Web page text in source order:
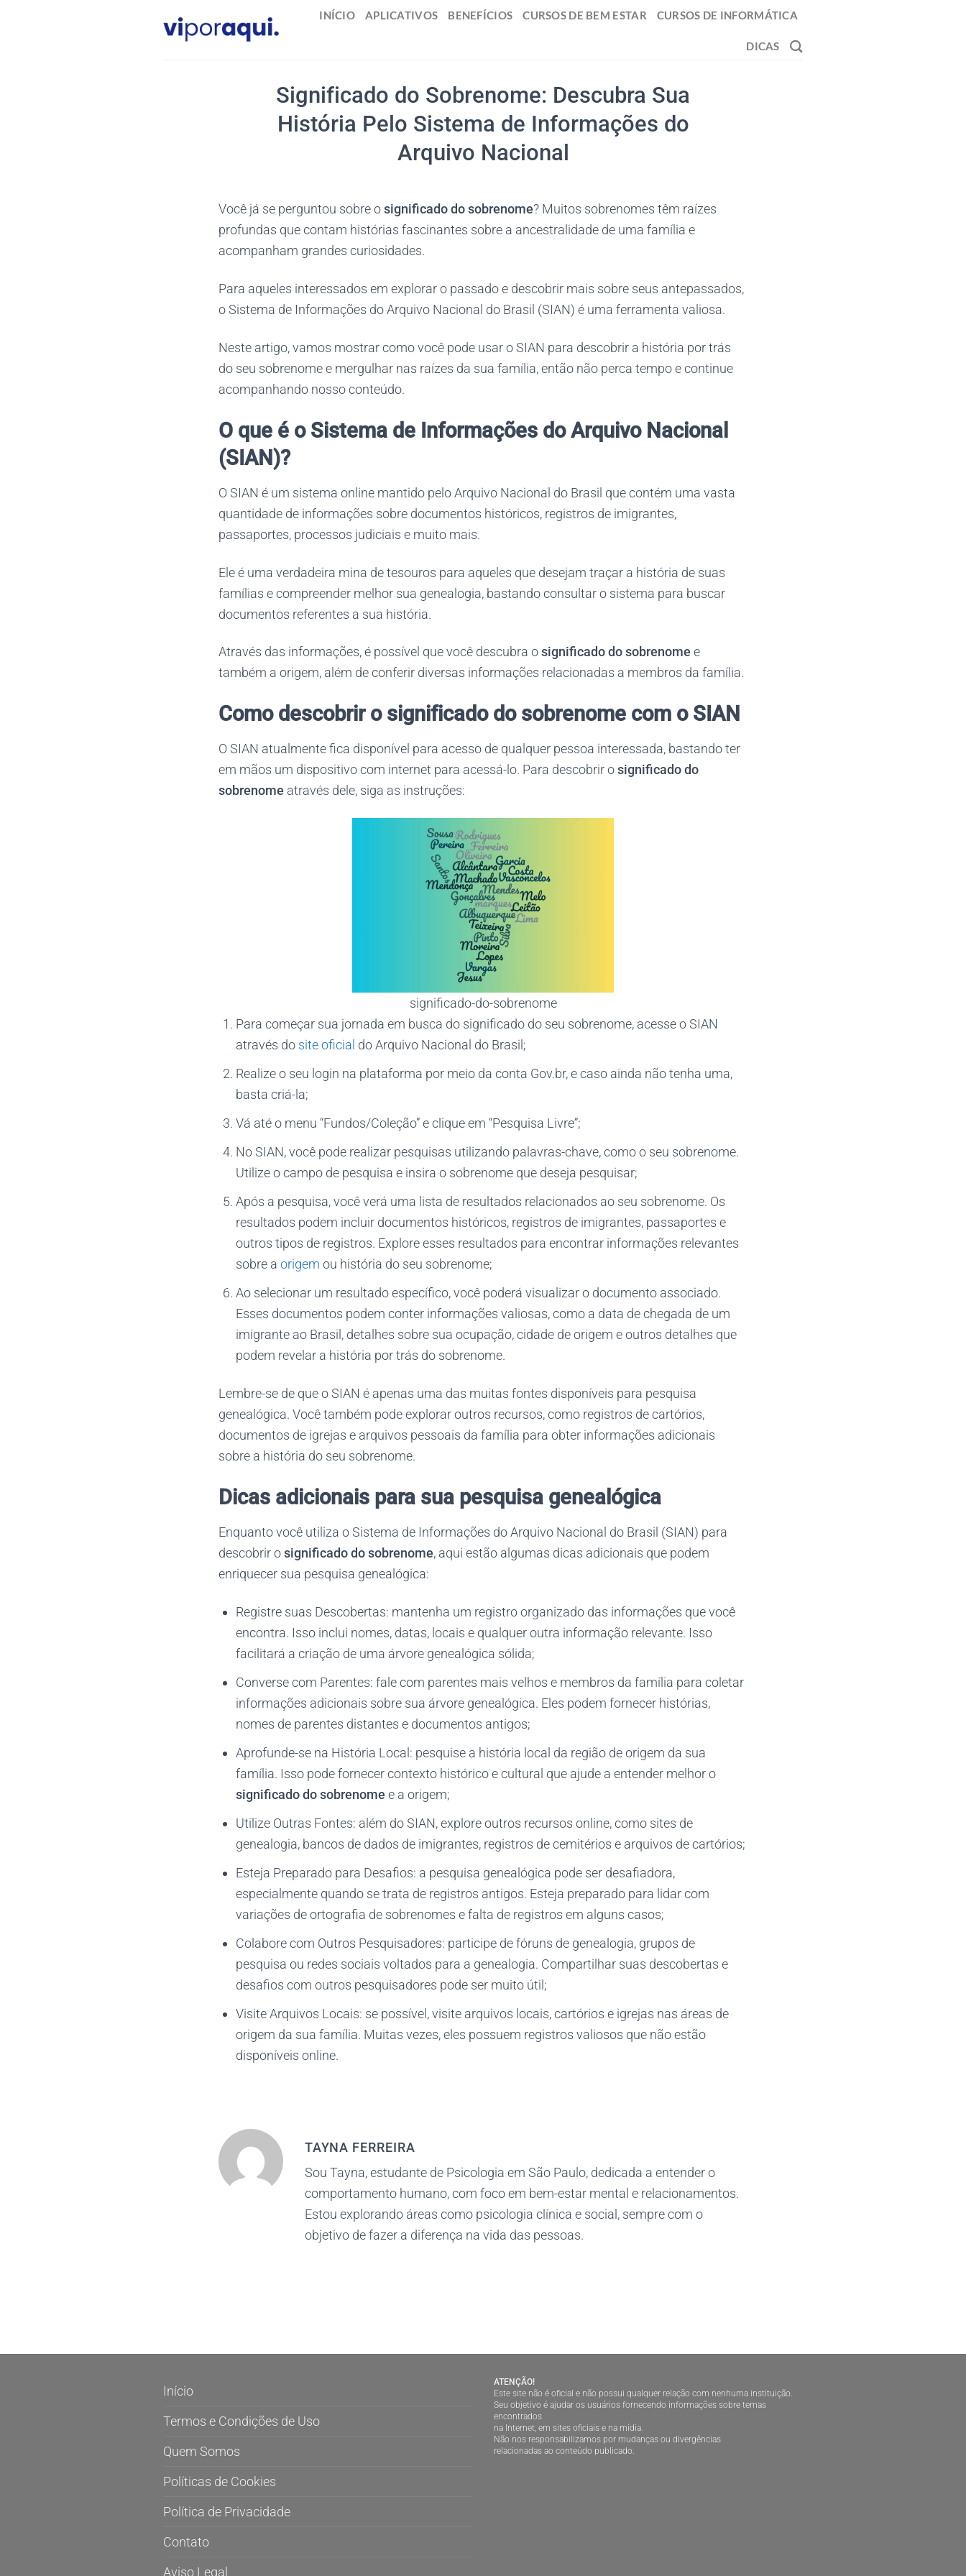
INÍCIO APLICATIVOS BENEFÍCIOS CURSOS DE BEM ESTAR CURSOS DE INFORMÁTICA
DICAS
Significado do Sobrenome: Descubra Sua
História Pelo Sistema de Informações do
Arquivo Nacional
Você já se perguntou sobre osignificado do sobrenome? Muitos sobrenomes têm raízes
profundas que contam histórias fascinantes sobre a ancestralidade de uma família e
acompanham grandes curiosidades.
Para aqueles interessados em explorar o passado e descobrir mais sobre seus antepassados,
o Sistema de Informações do Arquivo Nacional do Brasil (SIAN) é uma ferramenta valiosa.
Neste artigo, vamos mostrar como você pode usar o SIAN para descobrir a história por trás
do seu sobrenome e mergulhar nas raízes da sua família, então não perca tempo e continue
acompanhando nosso conteúdo.
O que é o Sistema de Informações do Arquivo Nacional
(SIAN)?
O SIAN é um sistema online mantido pelo Arquivo Nacional do Brasil que contém uma vasta
quantidade de informações sobre documentos históricos, registros de imigrantes,
passaportes, processos judiciais e muito mais.
Ele é uma verdadeira mina de tesouros para aqueles que desejam traçar a história de suas
famílias e compreender melhor sua genealogia, bastando consultar o sistema para buscar
documentos referentes a sua história.
Através das informações, é possível que você descubra osignificado do sobrenome e
também a origem, além de conferir diversas informações relacionadas a membros da família.
Como descobrir o significado do sobrenome com o SIAN
O SIAN atualmente fica disponível para acesso de qualquer pessoa interessada, bastando ter
em mãos um dispositivo com internet para acessá-lo. Para descobrir osignificado do
sobrenome através dele, siga as instruções:
significado-do-sobrenome
Para começar sua jornada em busca do significado do seu sobrenome, acesse o SIAN
através do site oficial do Arquivo Nacional do Brasil;
Realize o seu login na plataforma por meio da conta Gov.br, e caso ainda não tenha uma,
basta criá-la;
Vá até o menu “Fundos/Coleção” e clique em “Pesquisa Livre”;
No SIAN, você pode realizar pesquisas utilizando palavras-chave, como o seu sobrenome.
Utilize o campo de pesquisa e insira o sobrenome que deseja pesquisar;
Após a pesquisa, você verá uma lista de resultados relacionados ao seu sobrenome. Os
resultados podem incluir documentos históricos, registros de imigrantes, passaportes e
outros tipos de registros. Explore esses resultados para encontrar informações relevantes
sobre a origem ou história do seu sobrenome;
Ao selecionar um resultado específico, você poderá visualizar o documento associado.
Esses documentos podem conter informações valiosas, como a data de chegada de um
imigrante ao Brasil, detalhes sobre sua ocupação, cidade de origem e outros detalhes que
podem revelar a história por trás do sobrenome.
Lembre-se de que o SIAN é apenas uma das muitas fontes disponíveis para pesquisa
genealógica. Você também pode explorar outros recursos, como registros de cartórios,
documentos de igrejas e arquivos pessoais da família para obter informações adicionais
sobre a história do seu sobrenome.
Dicas adicionais para sua pesquisa genealógica
Enquanto você utiliza o Sistema de Informações do Arquivo Nacional do Brasil (SIAN) para
descobrir osignificado do sobrenome, aqui estão algumas dicas adicionais que podem
enriquecer sua pesquisa genealógica:
Registre suas Descobertas: mantenha um registro organizado das informações que você
encontra. Isso inclui nomes, datas, locais e qualquer outra informação relevante. Isso
facilitará a criação de uma árvore genealógica sólida;
Converse com Parentes: fale com parentes mais velhos e membros da família para coletar
informações adicionais sobre sua árvore genealógica. Eles podem fornecer histórias,
nomes de parentes distantes e documentos antigos;
Aprofunde-se na História Local: pesquise a história local da região de origem da sua
família. Isso pode fornecer contexto histórico e cultural que ajude a entender melhor o
significado do sobrenome e a origem;
Utilize Outras Fontes: além do SIAN, explore outros recursos online, como sites de
genealogia, bancos de dados de imigrantes, registros de cemitérios e arquivos de cartórios;
Esteja Preparado para Desafios: a pesquisa genealógica pode ser desafiadora,
especialmente quando se trata de registros antigos. Esteja preparado para lidar com
variações de ortografia de sobrenomes e falta de registros em alguns casos;
Colabore com Outros Pesquisadores: participe de fóruns de genealogia, grupos de
pesquisa ou redes sociais voltados para a genealogia. Compartilhar suas descobertas e
desafios com outros pesquisadores pode ser muito útil;
Visite Arquivos Locais: se possível, visite arquivos locais, cartórios e igrejas nas áreas de
origem da sua família. Muitas vezes, eles possuem registros valiosos que não estão
disponíveis online.
TAYNA FERREIRA
Sou Tayna, estudante de Psicologia em São Paulo, dedicada a entender o
comportamento humano, com foco em bem-estar mental e relacionamentos.
Estou explorando áreas como psicologia clínica e social, sempre com o
objetivo de fazer a diferença na vida das pessoas.
Início
Termos e Condições de Uso
Quem Somos
Políticas de Cookies
Política de Privacidade
Contato
Aviso Legal
ATENÇÃO!
Este site não é oficial e não possui qualquer relação com nenhuma instituição.
Seu objetivo é ajudar os usuários fornecendo informações sobre temas
encontrados
na Internet, em sites oficiais e na mídia.
Não nos responsabilizamos por mudanças ou divergências
relacionadas ao conteúdo publicado.